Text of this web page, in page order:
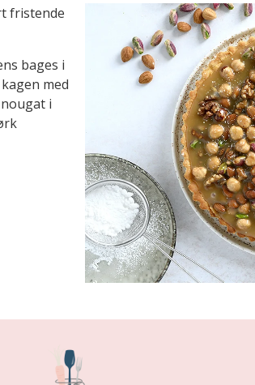
fristende
bages i
med
i